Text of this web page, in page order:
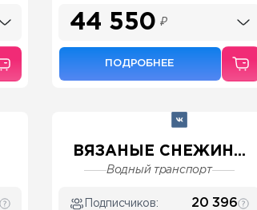
44 550 ₽
ПОДРОБНЕЕ
ВЯЗАНЫЕ СНЕЖИН...
Водный транспорт
Подписчиков: 20 396